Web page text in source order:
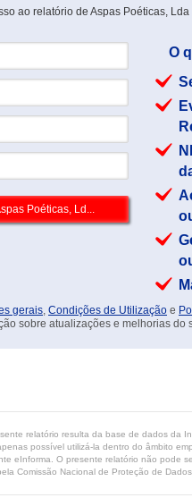
ao relatório de Aspas Poéticas, Lda
O
gerais, Condições de Utilização e
sobre atualizações e melhorias do
relatório resulta da base de dados da
possível utilizá-la dentro do âmbito
eInforma. O presente relatório não pode
Comissão Nacional de Proteção de